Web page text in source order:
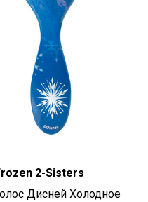
2-Sisters
Дисней Холодное